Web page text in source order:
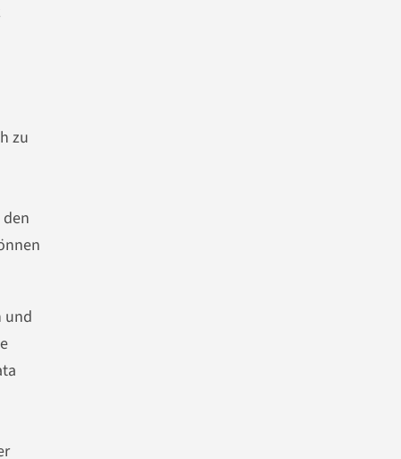
zu
und